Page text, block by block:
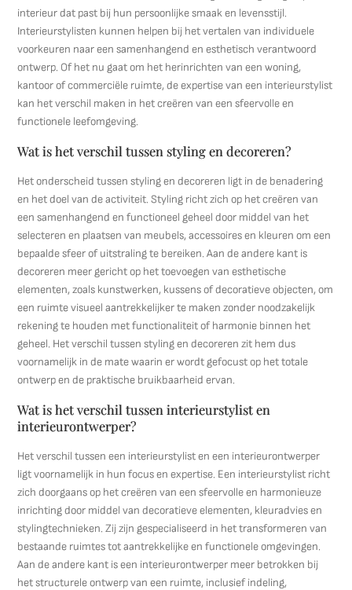
interieur dat past bij hun persoonlijke smaak en levensstijl.
Interieurstylisten kunnen helpen bij het vertalen van individuele
voorkeuren naar een samenhangend en esthetisch verantwoord
ontwerp. Of het nu gaat om het herinrichten van een woning,
kantoor of commerciële ruimte, de expertise van een interieurstylist
kan het verschil maken in het creëren van een sfeervolle en
functionele leefomgeving.
Wat is het verschil tussen styling en decoreren?
Het onderscheid tussen styling en decoreren ligt in de benadering
en het doel van de activiteit. Styling richt zich op het creëren van
een samenhangend en functioneel geheel door middel van het
selecteren en plaatsen van meubels, accessoires en kleuren om een
bepaalde sfeer of uitstraling te bereiken. Aan de andere kant is
decoreren meer gericht op het toevoegen van esthetische
elementen, zoals kunstwerken, kussens of decoratieve objecten, om
een ruimte visueel aantrekkelijker te maken zonder noodzakelijk
rekening te houden met functionaliteit of harmonie binnen het
geheel. Het verschil tussen styling en decoreren zit hem dus
voornamelijk in de mate waarin er wordt gefocust op het totale
ontwerp en de praktische bruikbaarheid ervan.
Wat is het verschil tussen interieurstylist en
interieurontwerper?
Het verschil tussen een interieurstylist en een interieurontwerper
ligt voornamelijk in hun focus en expertise. Een interieurstylist richt
zich doorgaans op het creëren van een sfeervolle en harmonieuze
inrichting door middel van decoratieve elementen, kleuradvies en
stylingtechnieken. Zij zijn gespecialiseerd in het transformeren van
bestaande ruimtes tot aantrekkelijke en functionele omgevingen.
Aan de andere kant is een interieurontwerper meer betrokken bij
het structurele ontwerp van een ruimte, inclusief indeling,